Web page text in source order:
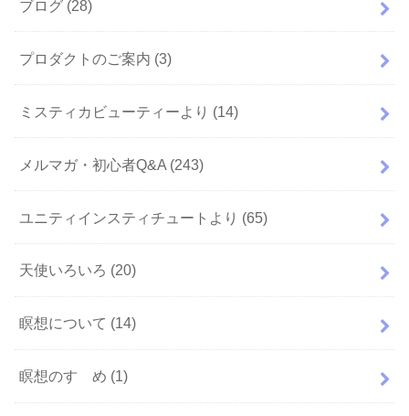
ブログ (28)
プロダクトのご案内 (3)
ミスティカビューティーより (14)
メルマガ・初心者Q&A (243)
ユニティインスティチュートより (65)
天使いろいろ (20)
瞑想について (14)
瞑想のすゝめ (1)